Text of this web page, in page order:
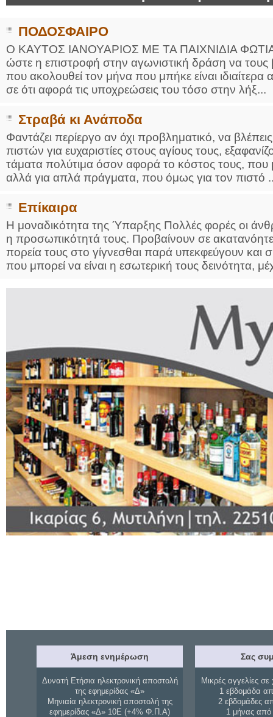
ΠΟΔΟΣΦΑΙΡΟ
Ο ΚΑΥΤΟΣ ΙΑΝΟΥΑΡΙΟΣ ΜΕ TA ΠΑΙΧΝΙΔΙΑ ΦΩΤΙΑ
ώστε η επιστροφή στην αγωνιστική δράση να τους
που ακολουθεί τον μήνα που μπήκε είναι
σε ότι αφορά τις υποχρεώσεις του τόσο στην λήξ...
Στραβά κι Ανάποδα
Φαντάζει περίεργο αν όχι προβληματικό, να
πιστών για ευχαριστίες στους αγίους τους,
τάματα πολύτιμα όσον αφορά το κόστος τους, που
αλλά για απλά πράγματα, που όμως για τον πιστό
Επίκαιρα
Η μοναδικότητα της Ύπαρξης Πολλές φορές οι
η προσωπικότητά τους. Προβαίνουν σε
πορεία τους στο γίγνεσθαι παρά υπεκφεύγουν
που μπορεί να είναι η εσωτερική τους δεινότητα,
Άμεση ενημέρωση
Δυνατή Ετήσια ηλεκτρονική αποστολή
της εφημερίδας «Δ»
Μηνιαία ηλεκτρονική αποστολή της
εφημερίδας «Δ» 10Ε (+4% Φ.Π.Α)
Σας
Μικρές αγγελίες σε
1 εβδομάδα
2 εβδομάδες
1 μήνας